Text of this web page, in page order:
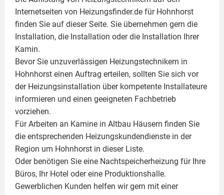
Internetseiten von Heizungsfinder.de für Hohnhorst
finden Sie auf dieser Seite. Sie übernehmen gern die
Installation, die Installation oder die Installation Ihrer
Kamin.
Bevor Sie unzuverlässigen Heizungstechnikern in
Hohnhorst einen Auftrag erteilen, sollten Sie sich vor
der Heizungsinstallation über kompetente Installateure
informieren und einen geeigneten Fachbetrieb
vorziehen.
Für Arbeiten an Kamine in Altbau Häusern finden Sie
die entsprechenden Heizungskundendienste in der
Region um Hohnhorst in dieser Liste.
Oder benötigen Sie eine Nachtspeicherheizung für Ihre
Büros, Ihr Hotel oder eine Produktionshalle.
Gewerblichen Kunden helfen wir gern mit einer